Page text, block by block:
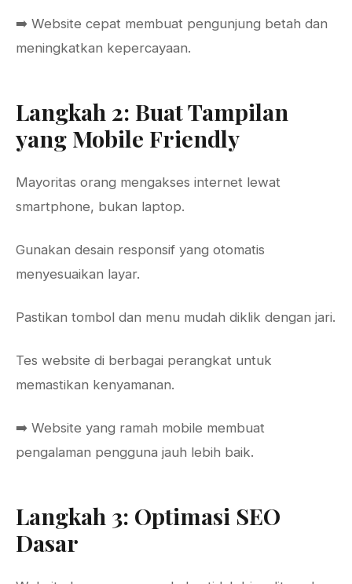
➡️ Website cepat membuat pengunjung betah dan
meningkatkan kepercayaan.
Langkah 2: Buat Tampilan
yang Mobile Friendly
Mayoritas orang mengakses internet lewat
smartphone, bukan laptop.
Gunakan desain responsif yang otomatis
menyesuaikan layar.
Pastikan tombol dan menu mudah diklik dengan jari.
Tes website di berbagai perangkat untuk
memastikan kenyamanan.
➡️ Website yang ramah mobile membuat
pengalaman pengguna jauh lebih baik.
Langkah 3: Optimasi SEO
Dasar